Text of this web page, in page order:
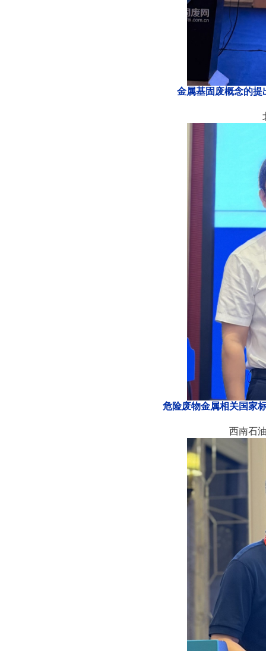
金属基固废概念的提
危险废物金属相关国家
西南石